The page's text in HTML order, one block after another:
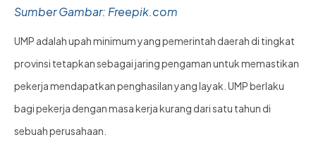
Sumber Gambar: Freepik.com
UMP adalah upah minimum yang pemerintah daerah di tingkat
provinsi tetapkan sebagai jaring pengaman untuk memastikan
pekerja mendapatkan penghasilan yang layak. UMP berlaku
bagi pekerja dengan masa kerja kurang dari satu tahun di
sebuah perusahaan.